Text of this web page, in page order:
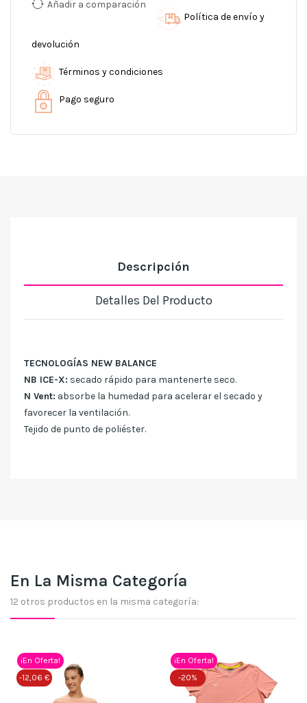
Añadir a comparación
Política de envío y
devolución
Términos y condiciones
Pago seguro
Descripción
Detalles Del Producto
TECNOLOGÍAS NEW BALANCE
NB ICE-X: secado rápido para mantenerte seco.
N Vent: absorbe la humedad para acelerar el secado y
favorecer la ventilación.
Tejido de punto de poliéster.
En La Misma Categoría
12 otros productos en la misma categoría:
-12,06 €
¡En Oferta!
-20%
¡En Oferta!